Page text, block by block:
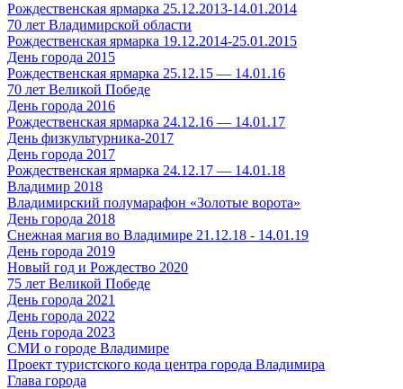
Рождественская ярмарка 25.12.2013-14.01.2014
70 лет Владимирской области
Рождественская ярмарка 19.12.2014-25.01.2015
День города 2015
Рождественская ярмарка 25.12.15 — 14.01.16
70 лет Великой Победе
День города 2016
Рождественская ярмарка 24.12.16 — 14.01.17
День физкультурника-2017
День города 2017
Рождественская ярмарка 24.12.17 — 14.01.18
Владимир 2018
Владимирский полумарафон «Золотые ворота»
День города 2018
Снежная магия во Владимире 21.12.18 - 14.01.19
День города 2019
Новый год и Рождество 2020
75 лет Великой Победе
День города 2021
День города 2022
День города 2023
СМИ о городе Владимире
Проект туристского кода центра города Владимира
Глава города